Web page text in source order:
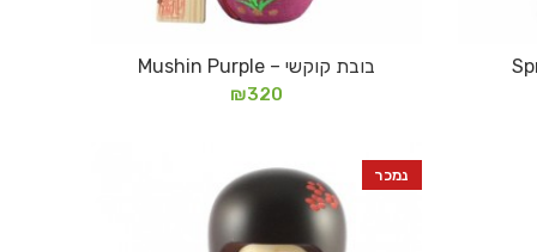
מידע נוסףבובת קוקשי – Mushin Purple
₪320
נמכר